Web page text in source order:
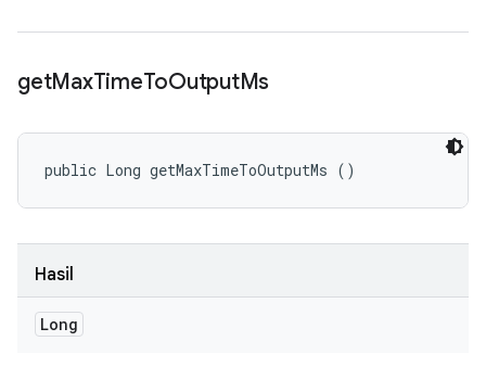
getMaxTimeToOutputMs
public Long getMaxTimeToOutputMs ()
Hasil
Long